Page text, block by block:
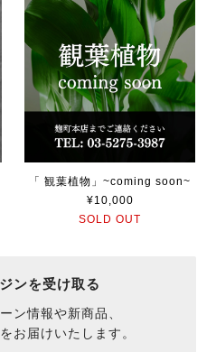
「 観葉植物」~coming soon~
¥10,000
SOLD OUT
ンを受け取る
ン情報や新商品、
お届けいたします。